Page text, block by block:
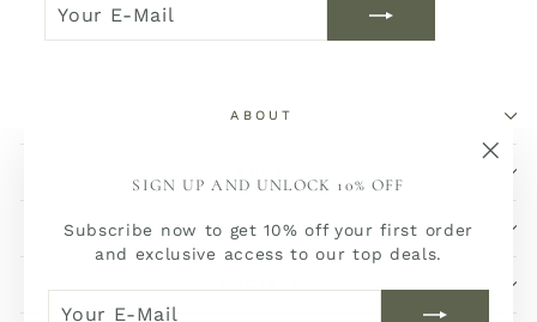
SIGN UP AND UNLOCK 10% OFF
Subscribe now to get 10% off your first order
and exclusive access to our top deals.
E-
NOW
E-
MAIL
NOW
ABOUT
SERVICE